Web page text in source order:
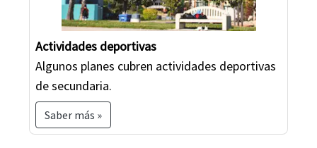
Actividades deportivas
Algunos planes cubren actividades deportivas
de secundaria.
Saber más »